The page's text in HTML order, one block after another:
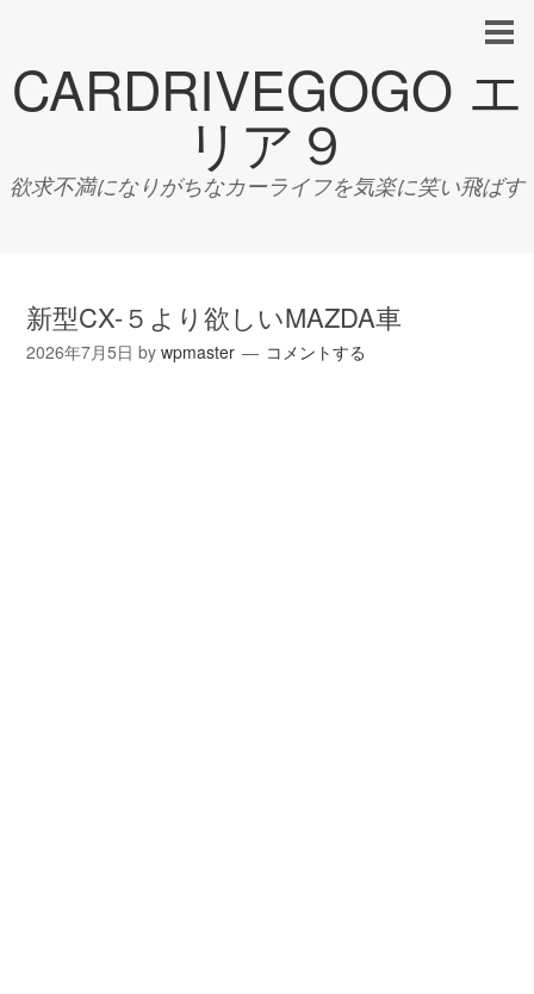
CARDRIVEGOGO エ
リア９
欲求不満になりがちなカーライフを気楽に笑い飛ばす
新型CX-５より欲しいMAZDA車
2026年7月5日 bywpmaster コメントする